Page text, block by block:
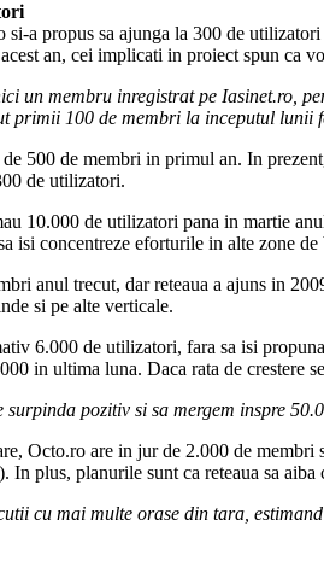
si-a propus sa ajunga la 300 de
an, cei implicati in proiect spun ca
un membru inregistrat pe Iasinet.ro,
primii 100 de membri la inceputul lunii
500 de membri in primul an. In
de utilizatori.
10.000 de utilizatori pana in martie
isi concentreze eforturile in alte zone
anul trecut, dar reteaua a ajuns in
si pe alte verticale.
6.000 de utilizatori, fara sa isi
in ultima luna. Daca rata de crestere
surpinda pozitiv si sa mergem inspre
Octo.ro are in jur de 2.000 de
In plus, planurile sunt ca reteaua sa aiba
cu mai multe orase din tara,